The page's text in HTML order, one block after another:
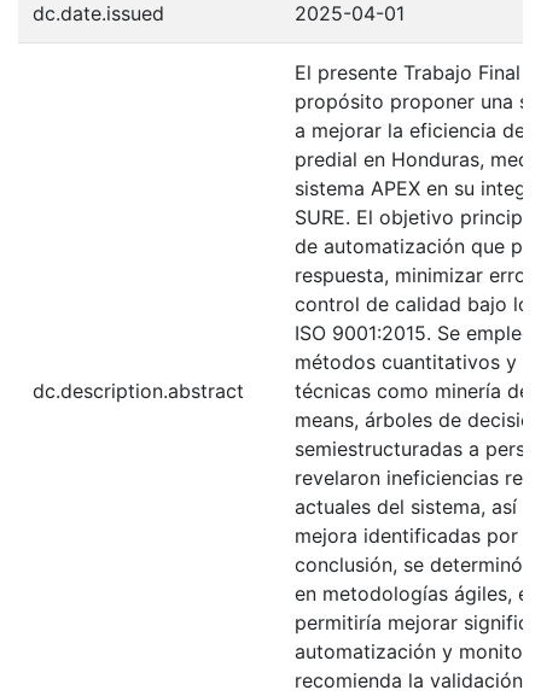
dc.date.issued 2025-04-01
dc.description.abstract
El presente Trabajo Final
propósito proponer una
a mejorar la eficiencia del
predial en Honduras,
sistema APEX en su
SURE. El objetivo
de automatización que
respuesta, minimizar
control de calidad bajo
ISO 9001:2015. Se
métodos cuantitativos y
técnicas como minería de
means, árboles de
semiestructuradas a
revelaron ineficiencias
actuales del sistema, así
mejora identificadas por
conclusión, se determinó
en metodologías ágiles,
permitiría mejorar
automatización y
recomienda la validación